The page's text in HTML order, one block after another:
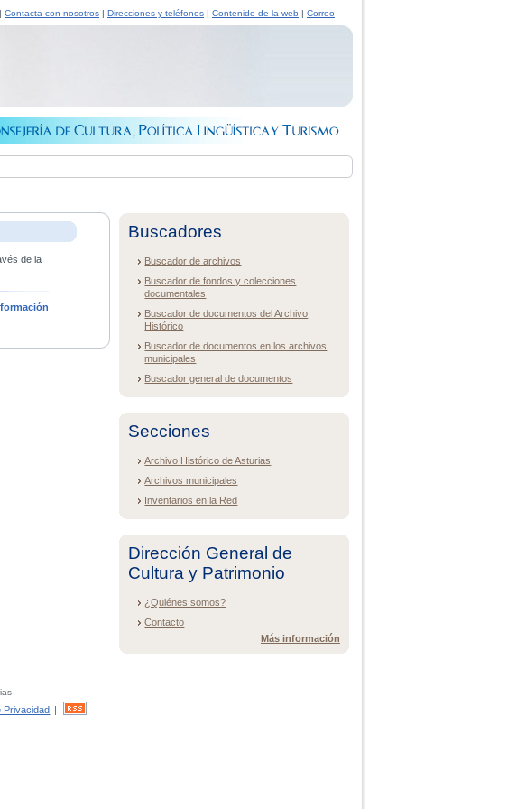
| Contacta con nosotros | Direcciones y teléfonos | Contenido de la web | Correo
de la
Buscadores
Buscador de archivos
Buscador de fondos y colecciones
documentales
Buscador de documentos del Archivo
Histórico
Buscador de documentos en los archivos
municipales
Buscador general de documentos
Secciones
Archivo Histórico de Asturias
Archivos municipales
Inventarios en la Red
Dirección General de
Cultura y Patrimonio
¿Quiénes somos?
Contacto
Más información
Privacidad |